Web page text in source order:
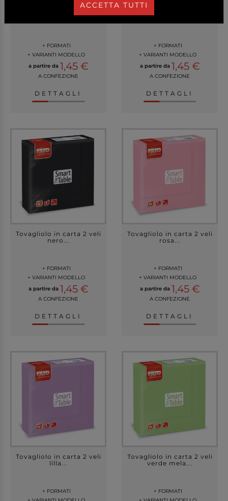
arancione...
+ FORMATI
+ VARIANTI MODELLO
a partire da 1,45 €
A CONFEZIONE
DETTAGLI
+ FORMATI
+ VARIANTI MODELLO
a partire da 1,45 €
A CONFEZIONE
DETTAGLI
Tovagliolo in carta 2 veli
nero...
+ FORMATI
+ VARIANTI MODELLO
a partire da 1,45 €
A CONFEZIONE
DETTAGLI
Tovagliolo in carta 2 veli
rosa...
+ FORMATI
+ VARIANTI MODELLO
a partire da 1,45 €
A CONFEZIONE
DETTAGLI
Tovagliolo in carta 2 veli
lilla...
+ FORMATI
Tovagliolo in carta 2 veli
verde mela...
+ FORMATI
ACCETTA TUTTI